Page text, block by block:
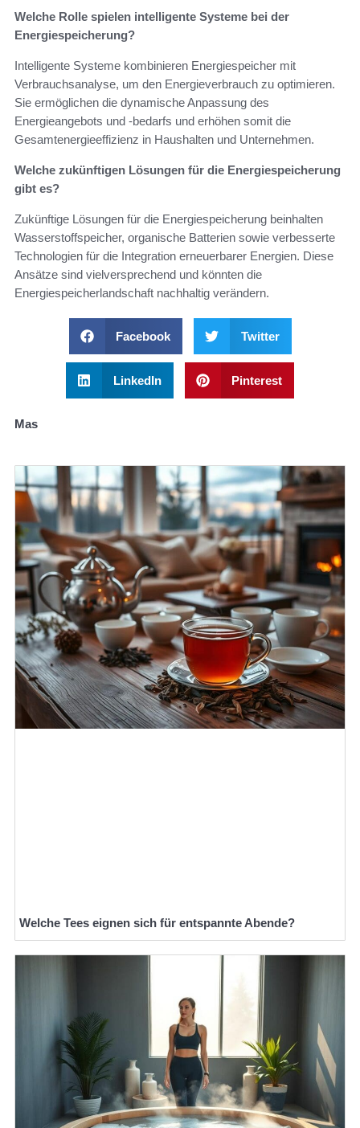
Welche Rolle spielen intelligente Systeme bei der
Energiespeicherung?
Intelligente Systeme kombinieren Energiespeicher mit
Verbrauchsanalyse, um den Energieverbrauch zu optimieren.
Sie ermöglichen die dynamische Anpassung des
Energieangebots und -bedarfs und erhöhen somit die
Gesamtenergieeffizienz in Haushalten und Unternehmen.
Welche zukünftigen Lösungen für die Energiespeicherung
gibt es?
Zukünftige Lösungen für die Energiespeicherung beinhalten
Wasserstoffspeicher, organische Batterien sowie verbesserte
Technologien für die Integration erneuerbarer Energien. Diese
Ansätze sind vielversprechend und könnten die
Energiespeicherlandschaft nachhaltig verändern.
Facebook Twitter
LinkedIn Pinterest
Mas
Welche Tees eignen sich für entspannte Abende?